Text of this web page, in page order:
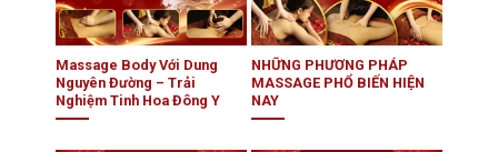
Massage Body Với Dung
Nguyên Đường – Trải
Nghiệm Tinh Hoa Đông Y
NHỮNG PHƯƠNG PHÁP
MASSAGE PHỔ BIẾN HIỆN
NAY